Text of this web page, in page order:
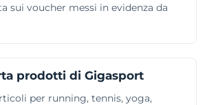
sui voucher messi in evidenza da
prodotti di Gigasport
per running, tennis, yoga,